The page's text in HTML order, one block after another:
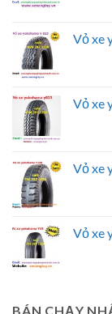
Vỏ xe
Vỏ xe
Vỏ xe
Vỏ xe
BÁN CHẠY